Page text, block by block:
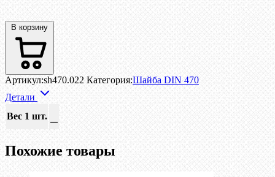
В корзину
Артикул:sh470.022 Категория:Шайба DIN 470
Детали
Вес 1 шт. —
Похожие товары